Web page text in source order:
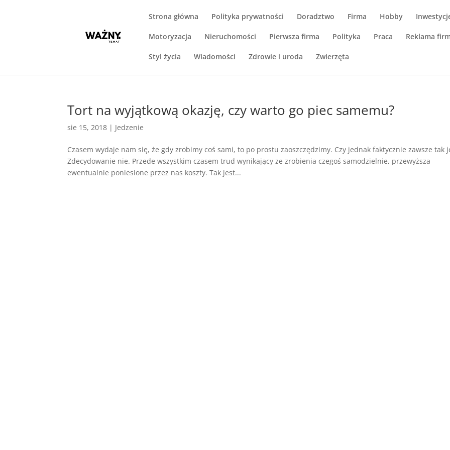
Strona główna Polityka prywatności Doradztwo Firma Hobby
Motoryzacja Nieruchomości Pierwsza firma Polityka Praca Reklama
Styl życia Wiadomości Zdrowie i uroda Zwierzęta
Tort na wyjątkową okazję, czy warto go piec samemu?
sie 15, 2018 | Jedzenie
Czasem wydaje nam się, że gdy zrobimy coś sami, to po prostu zaoszczędzimy. Czy jednak faktycznie zawsze tak
Zdecydowanie nie. Przede wszystkim czasem trud wynikający ze zrobienia czegoś samodzielnie, przewyższa
ewentualnie poniesione przez nas koszty. Tak jest...